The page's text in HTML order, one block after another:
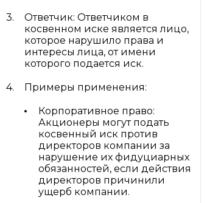
Ответчик: Ответчиком в
косвенном иске является лицо,
которое нарушило права и
интересы лица, от имени
которого подается иск.
Примеры применения:
Корпоративное право:
Акционеры могут подать
косвенный иск против
директоров компании за
нарушение их фидуциарных
обязанностей, если действия
директоров причинили
ущерб компании.